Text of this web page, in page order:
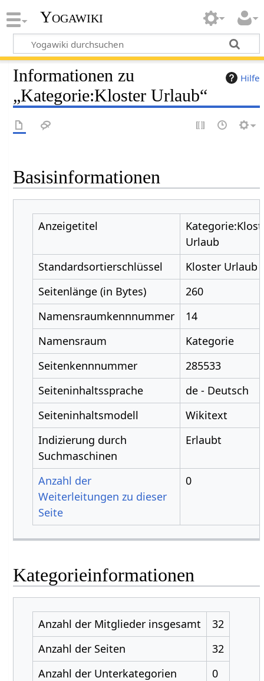
Yogawiki
Hilfe
Informationen zu
„Kategorie:Kloster Urlaub“
Basisinformationen
Anzeigetitel
Urlaub
Standardsortierschlüssel
Kloster Urlaub
Seitenlänge (in Bytes)
260
Namensraumkennnummer
14
Namensraum
Kategorie
Seitenkennnummer
285533
Seiteninhaltssprache
de - Deutsch
Seiteninhaltsmodell
Wikitext
Indizierung durch
Suchmaschinen
Erlaubt
Anzahl der
Weiterleitungen zu dieser
Seite
0
Kategorieinformationen
Anzahl der Mitglieder insgesamt
32
Anzahl der Seiten
32
Anzahl der Unterkategorien
0